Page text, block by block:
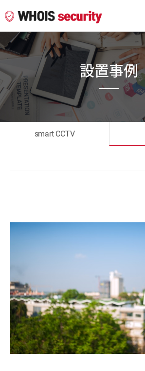
smart CCTV
設置事例